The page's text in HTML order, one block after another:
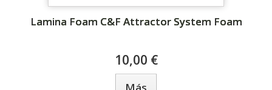
Lamina Foam C&F Attractor System Foam
10,00 €
Más